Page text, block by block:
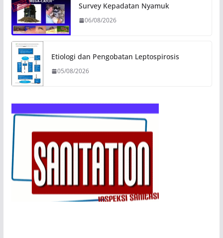
Survey Kepadatan Nyamuk
06/08/2026
Etiologi dan Pengobatan Leptospirosis
05/08/2026